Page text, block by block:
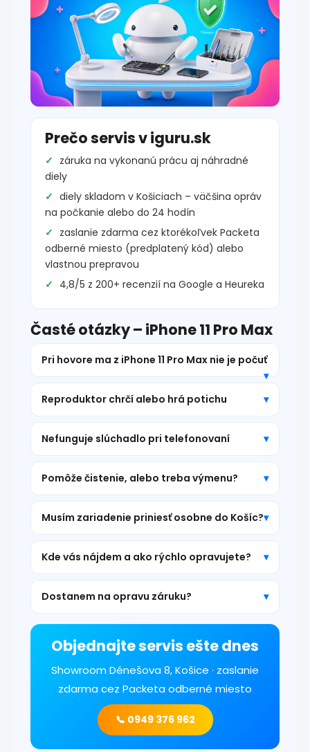
Prečo servis v iguru.sk
záruka na vykonanú prácu aj náhradné
diely
diely skladom v Košiciach – väčšina opráv
na počkanie alebo do 24 hodín
zaslanie zdarma cez ktorékoľvek Packeta
odberné miesto (predplatený kód) alebo
vlastnou prepravou
4,8/5 z 200+ recenzií na Google a Heureka
Časté otázky – iPhone 11 Pro Max
Pri hovore ma z iPhone 11 Pro Max nie je počuť
Reproduktor chrčí alebo hrá potichu
Nefunguje slúchadlo pri telefonovaní
Pomôže čistenie, alebo treba výmenu?
Musím zariadenie priniesť osobne do Košíc?
Kde vás nájdem a ako rýchlo opravujete?
Dostanem na opravu záruku?
Objednajte servis ešte dnes
Showroom Dénešova 8, Košice · zaslanie
zdarma cez Packeta odberné miesto
📞 0949 376 962